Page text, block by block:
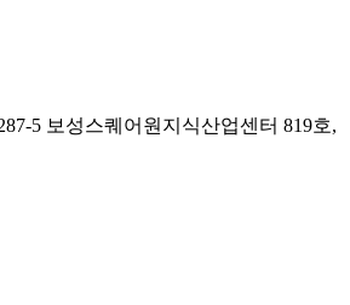
5 보성스퀘어원지식산업센터 819호,